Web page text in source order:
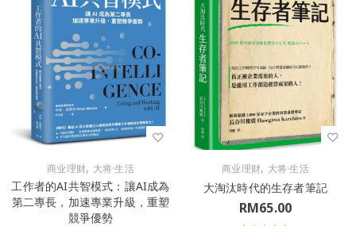
商业理财, 大将·生活
工作者的AI共智模式：讓AI成為
第二專長，加速專業升級，重塑
競爭優勢
商业理财, 大将·生活
大淘汰時代的生存者筆記
RM65.00